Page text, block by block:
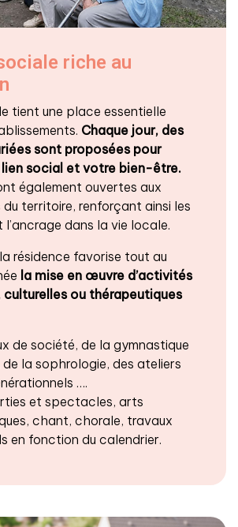
riche au
tient une place essentielle
Chaque jour, des
sont proposées pour
social et votre bien-être.
également ouvertes aux
du territoire, renforçant ainsi les
dans la vie locale.
résidence favorise tout au
la mise en œuvre d’activités
culturelles ou thérapeutiques
de société, de la gymnastique
de la sophrologie, des ateliers
….
et spectacles, arts
chant, chorale, travaux
en fonction du calendrier.